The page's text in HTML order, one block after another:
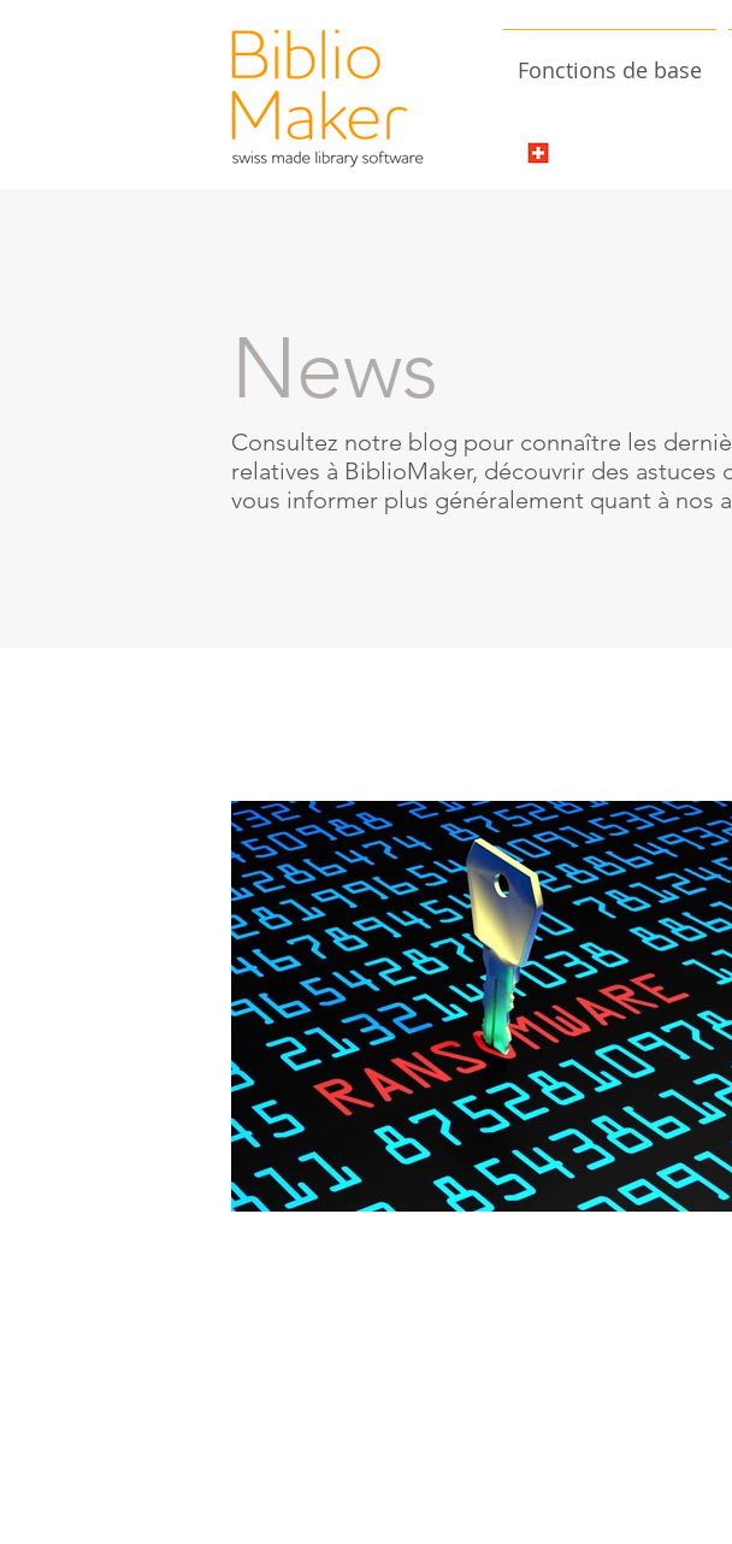
Fonctions de base
News
Consultez notre blog pour connaître les
relatives à BiblioMaker, découvrir des astuces
vous informer plus généralement quant à nos